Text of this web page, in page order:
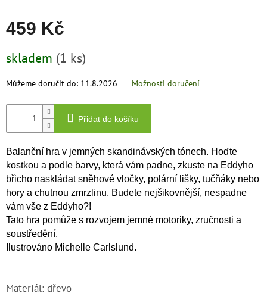
459 Kč
cena:
skladem (1 ks)
Můžeme doručit do: 11.8.2026 Možnosti doručení
Přidat do košíku
Balanční hra v jemných skandinávských tónech. Hoďte
kostkou a podle barvy, která vám padne, zkuste na Eddyho
břicho naskládat sněhové vločky, polární lišky, tučňáky nebo
hory a chutnou zmrzlinu. Budete nejšikovnější, nespadne
vám vše z Eddyho?!
Tato hra pomůže s rozvojem jemné motoriky, zručnosti a
soustředění.
Ilustrováno Michelle Carlslund.
Materiál: dřevo